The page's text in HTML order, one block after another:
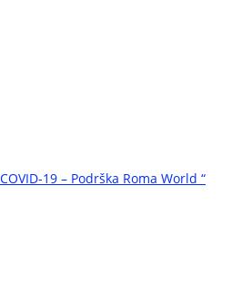
19 – Podrška Roma World “